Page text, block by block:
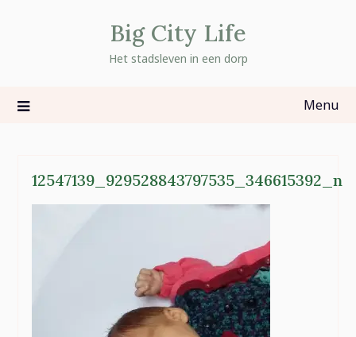
Big City Life
Het stadsleven in een dorp
Menu
12547139_929528843797535_346615392_n